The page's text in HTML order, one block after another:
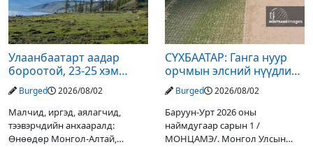
Улаанбаатарт аадар
бороотой, 23-25 хэм
дулаан байна
Burged 2026/08/02
Малчид, иргэд, аялагчид,
тээвэрчдийн анхааралд:
Өнөөдөр Монгол-Алтай,
СҮХБААТАР: Ганга нуур
орчмын элсний нүүдлийг
зогсоох туршилтын ажил
үр дүнгээ өгч эхэлжээ
Burged 2026/08/02
Баруун-Урт 2026 оны
наймдугаар сарын 1 /
МОНЦАМЭ/. Монгол Улсын